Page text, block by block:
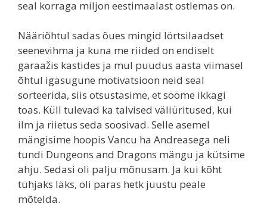
seal korraga miljon eestimaalast ostlemas on.
Nääriõhtul sadas õues mingid lörtsilaadset
seenevihma ja kuna me riided on endiselt
garaažis kastides ja mul puudus aasta viimasel
õhtul igasugune motivatsioon neid seal
sorteerida, siis otsustasime, et sööme ikkagi
toas. Küll tulevad ka talvised väliüritused, kui
ilm ja riietus seda soosivad. Selle asemel
mängisime hoopis Vancu ha Andreasega neli
tundi Dungeons and Dragons mängu ja kütsime
ahju. Sedasi oli palju mõnusam. Ja kui kõht
tühjaks läks, oli paras hetk juustu peale
mõtelda.